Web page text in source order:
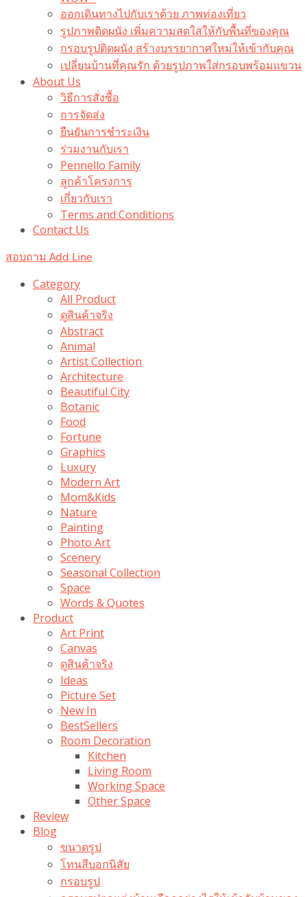
ออกเดินทางไปกับเราด้วย ภาพท่องเที่ยว
รูปภาพติดผนัง เพิ่มความสดใสให้กับพื้นที่ของคุณ
กรอบรูปติดผนัง สร้างบรรยากาศใหม่ให้เข้ากับคุณ
เปลี่ยนบ้านที่คุณรัก ด้วยรูปภาพใส่กรอบพร้อมแขวน​
About Us
วิธีการสั่งซื้อ
การจัดส่ง
ยืนยันการชำระเงิน
ร่วมงานกับเรา
Pennello Family
ลูกค้าโครงการ
เกี่ยวกับเรา
Terms and Conditions
Contact Us
สอบถาม Add Line
Category
All Product
ดูสินค้าจริง
Abstract
Animal
Artist Collection
Architecture
Beautiful City
Botanic
Food
Fortune
Graphics
Luxury
Modern Art
Mom&Kids
Nature
Painting
Photo Art
Scenery
Seasonal Collection
Space
Words & Quotes
Product
Art Print
Canvas
ดูสินค้าจริง
Ideas
Picture Set
New In
BestSellers
Room Decoration
Kitchen
Living Room
Working Space
Other Space
Review
Blog
ขนาดรูป
โทนสีบอกนิสัย
กรอบรูป